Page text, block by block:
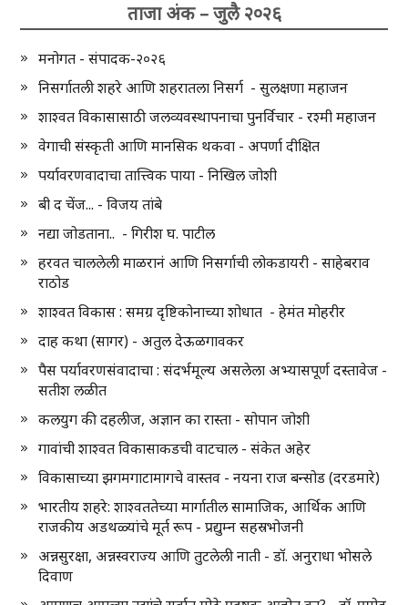
ताजा अंक – जुलै २०२६
मनोगत - संपादक-२०२६
निसर्गातली शहरे आणि शहरातला निसर्ग - सुलक्षणा महाजन
शाश्वत विकासासाठी जलव्यवस्थापनाचा पुनर्विचार - रश्मी महाजन
वेगाची संस्कृती आणि मानसिक थकवा - अपर्णा दीक्षित
पर्यावरणवादाचा तात्त्विक पाया - निखिल जोशी
बी द चेंज... - विजय तांबे
नद्या जोडताना.. - गिरीश घ. पाटील
हरवत चाललेली माळरानं आणि निसर्गाची लोकडायरी - साहेबराव
राठोड
शाश्वत विकास : समग्र दृष्टिकोनाच्या शोधात - हेमंत मोहरीर
दाह कथा (सागर) - अतुल देऊळगावकर
पैस पर्यावरणसंवादाचा : संदर्भमूल्य असलेला अभ्यासपूर्ण दस्तावेज -
सतीश लळीत
कलयुग की दहलीज, अज्ञान का रास्ता - सोपान जोशी
गावांची शाश्वत विकासाकडची वाटचाल - संकेत अहेर
विकासाच्या झगमगाटामागचे वास्तव - नयना राज बन्सोड (दरडमारे)
भारतीय शहरे: शाश्वततेच्या मार्गातील सामाजिक, आर्थिक आणि
राजकीय अडथळ्यांचे मूर्त रूप - प्रद्युम्न सहस्रभोजनी
अन्नसुरक्षा, अन्नस्वराज्य आणि तुटलेली नाती - डॉ. अनुराधा भोसले
दिवाण